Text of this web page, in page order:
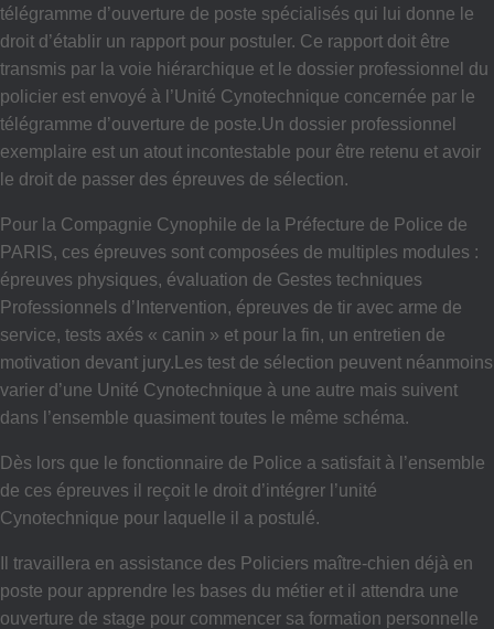
télégramme d’ouverture de poste spécialisés qui lui donne le
droit d’établir un rapport pour postuler. Ce rapport doit être
transmis par la voie hiérarchique et le dossier professionnel du
policier est envoyé à l’Unité Cynotechnique concernée par le
télégramme d’ouverture de poste.Un dossier professionnel
exemplaire est un atout incontestable pour être retenu et avoir
le droit de passer des épreuves de sélection.
Pour la Compagnie Cynophile de la Préfecture de Police de
PARIS, ces épreuves sont composées de multiples modules :
épreuves physiques, évaluation de Gestes techniques
Professionnels d’Intervention, épreuves de tir avec arme de
service, tests axés « canin » et pour la fin, un entretien de
motivation devant jury.Les test de sélection peuvent néanmoins
varier d’une Unité Cynotechnique à une autre mais suivent
dans l’ensemble quasiment toutes le même schéma.
Dès lors que le fonctionnaire de Police a satisfait à l’ensemble
de ces épreuves il reçoit le droit d’intégrer l’unité
Cynotechnique pour laquelle il a postulé.
Il travaillera en assistance des Policiers maître-chien déjà en
poste pour apprendre les bases du métier et il attendra une
ouverture de stage pour commencer sa formation personnelle